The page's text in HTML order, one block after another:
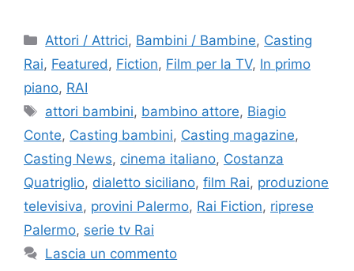
Categorie
Attori / Attrici, Bambini / Bambine, Casting
Rai, Featured , Fiction, Film per la TV, In primo
piano, RAI
Tag
attori bambini, bambino attore, Biagio
Conte, Casting bambini, Casting magazine,
Casting News, cinema italiano, Costanza
Quatriglio, dialetto siciliano, film Rai, produzione
televisiva, provini Palermo, Rai Fiction, riprese
Palermo, serie tv Rai
Lascia un commento